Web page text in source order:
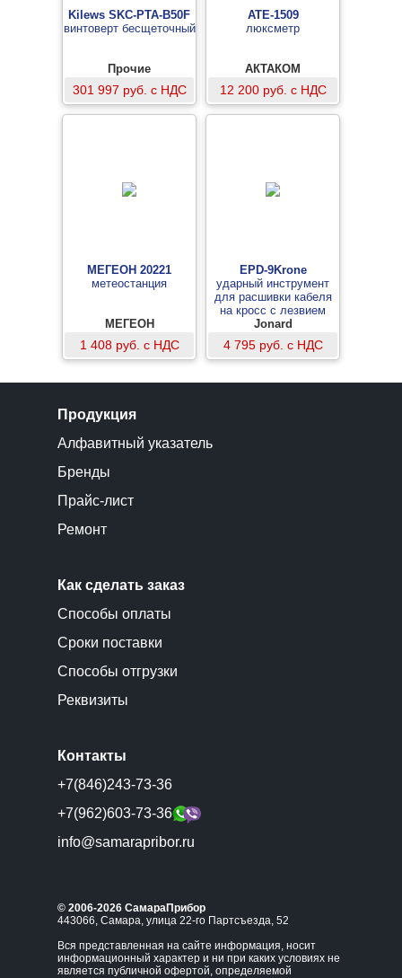
Kilews SKC-PTA-B50F
винтоверт бесщеточный
Прочие
301 997 руб. с НДС
АТЕ-1509
люксметр
АКТАКОМ
12 200 руб. с НДС
МЕГЕОН 20221
метеостанция
МЕГЕОН
1 408 руб. с НДС
EPD-9Krone
ударный инструмент
для расшивки кабеля
на кросс с лезвием
Krone (с ножницами)
Jonard
4 795 руб. с НДС
Продукция
Алфавитный указатель
Бренды
Прайс-лист
Ремонт
Как сделать заказ
Способы оплаты
Сроки поставки
Способы отгрузки
Реквизиты
Контакты
+7(846)243-73-36
+7(962)603-73-36
info@samarapribor.ru
© 2006-2026 СамараПрибор
443066, Самара, улица 22-го Партсъезда, 52
Вся представленная на сайте информация, носит
информационный характер и ни при каких условиях не
является публичной офертой, определяемой